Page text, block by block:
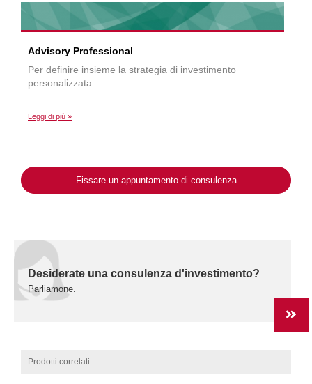
Advisory Professional
Per definire insieme la strategia di investimento
personalizzata.
Leggi di più »
Fissare un appuntamento di consulenza
Desiderate una consulenza d'investimento?
Parliamone.
Prodotti correlati